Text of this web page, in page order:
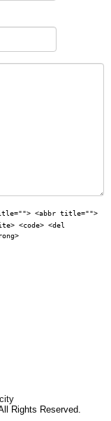
<abbr title="">
<code> <del
Rights Reserved.